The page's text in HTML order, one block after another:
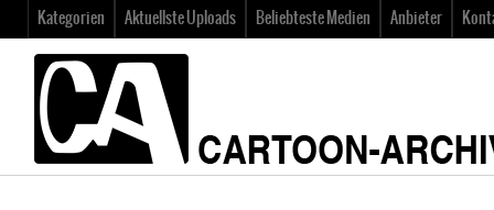
Kategorien Aktuellste Uploads Beliebteste Medien Anbieter